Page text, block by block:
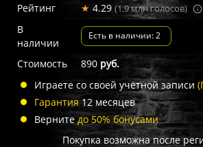
Рейтинг
★ 4.29 (1.9 млн голосов)
В
наличии
Есть в наличии: 2
Стоимость 890 руб.
Играете со своей учётной записи
Гарантия 12 месяцев
Вернитедо 50% бонусами
Покупка возможна после